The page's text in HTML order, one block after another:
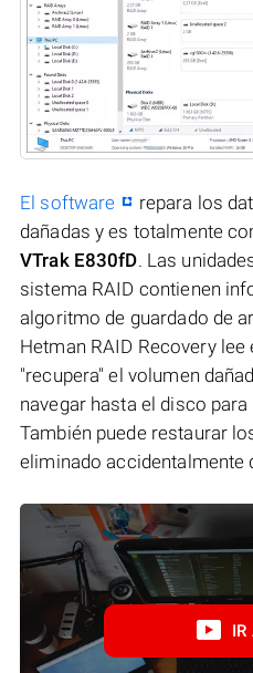
El software
repara los
dañadas y es totalmente
VTrak E830fD. Las
sistema RAID contienen
algoritmo de guardado de
Hetman RAID Recovery
"recupera" el volumen
navegar hasta el disco
También puede restaurar
eliminado accidentalmente
IR